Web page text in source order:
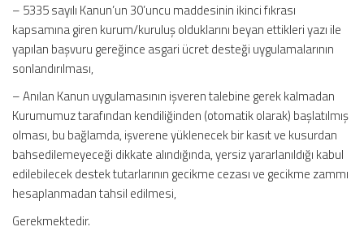
– 5335 sayılı Kanun’un 30’uncu maddesinin ikinci fıkrası
kapsamına giren kurum/kuruluş olduklarını beyan ettikleri yazı ile
yapılan başvuru gereğince asgari ücret desteği uygulamalarının
sonlandırılması,
– Anılan Kanun uygulamasının işveren talebine gerek kalmadan
Kurumumuz tarafından kendiliğinden (otomatik olarak) başlatılmış
olması, bu bağlamda, işverene yüklenecek bir kasıt ve kusurdan
bahsedilemeyeceği dikkate alındığında, yersiz yararlanıldığı kabul
edilebilecek destek tutarlarının gecikme cezası ve gecikme zammı
hesaplanmadan tahsil edilmesi,
Gerekmektedir.